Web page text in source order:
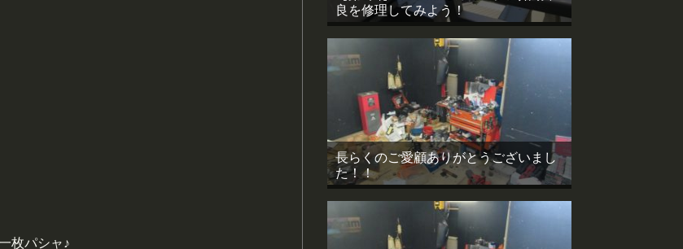
枚パシャ♪
良を修理してみよう！
長らくのご愛顧ありがとうございまし
た！！